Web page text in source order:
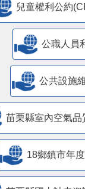
兒童權利公約
公職人員
公共設施
苗栗縣室內空氣
18鄉鎮市年